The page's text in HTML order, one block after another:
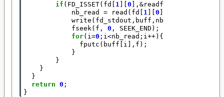
if ( FD_ISSET( fd 1 ][0 ],&readfds
nb_read
= read ( fd 1 ][0
write ( fd_stdout , buff , nb_read
fseek( f , 0 , SEEK_END );
for( i=0 ; i<nb_read ; i++){
fputc ( buff i ], f );
}
}
}
}
return
0 ;
}